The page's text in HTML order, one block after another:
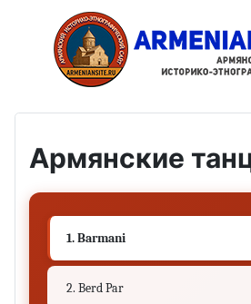
Армянские
1. Barmani
2. Berd Par